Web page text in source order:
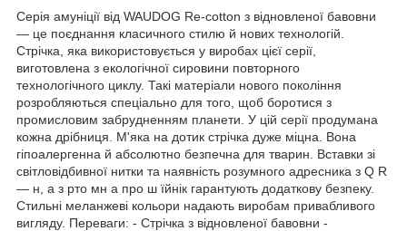
Серія амуніції від WAUDOG Re-cotton з відновленої бавовни
— це поєднання класичного стилю й нових технологій.
Стрічка, яка використовується у виробах цієї серії,
виготовлена з екологічної сировини повторного
технологічного циклу. Такі матеріали нового покоління
розробляються спеціально для того, щоб боротися з
промисловим забрудненням планети. У цій серії продумана
кожна дрібниця. М'яка на дотик стрічка дуже міцна. Вона
гіпоалергенна й абсолютно безпечна для тварин. Вставки зі
світловідбивної нитки та наявність розумного адресника з Q R
— н, а з рто мн а про ш їйнік гарантують додаткову безпеку.
Стильні меланжеві кольори надають виробам привабливого
вигляду. Переваги: - Стрічка з відновленої бавовни -